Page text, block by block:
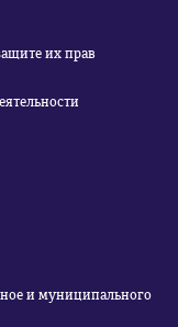
их прав
и муниципального